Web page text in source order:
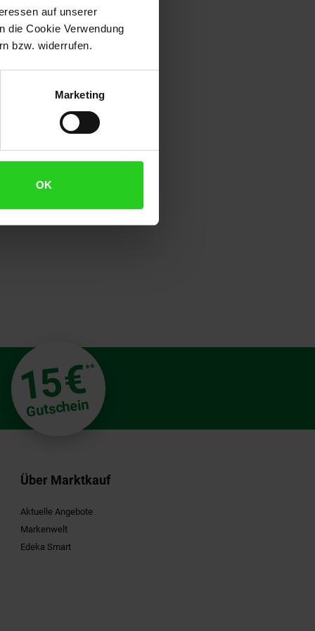
auf unserer
die Cookie Verwendung
bzw. widerrufen.
Marketing
OK
Multitalent und ein
& schnell
15€**
Gutschein
Über Marktkauf
Aktuelle Angebote
Markenwelt
Edeka Smart